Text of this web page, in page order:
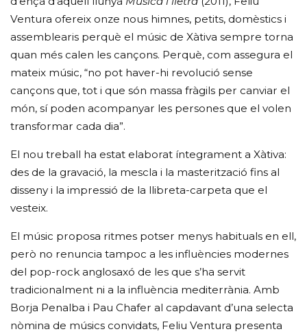
Ventura ofereix onze nous himnes, petits, domèstics i
assemblearis perquè el músic de Xàtiva sempre torna
quan més calen les cançons. Perquè, com assegura el
mateix músic, “no pot haver-hi revolució sense
cançons que, tot i que són massa fràgils per canviar el
món, sí poden acompanyar les persones que el volen
transformar cada dia”.
El nou treball ha estat elaborat íntegrament a Xàtiva:
des de la gravació, la mescla i la masterització fins al
disseny i la impressió de la llibreta-carpeta que el
vesteix.
El músic proposa ritmes potser menys habituals en ell,
però no renuncia tampoc a les influències modernes
del pop-rock anglosaxó de les que s’ha servit
tradicionalment ni a la influència mediterrània. Amb
Borja Penalba i Pau Chafer al capdavant d’una selecta
nòmina de músics convidats, Feliu Ventura presenta